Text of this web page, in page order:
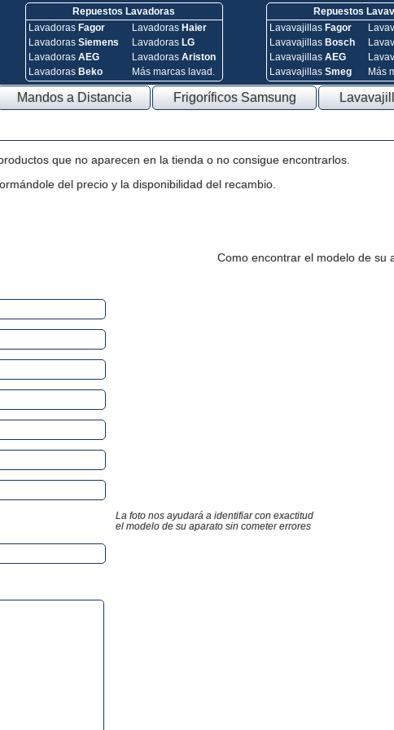
Repuestos Lavadoras
Lavadoras Fagor
Lavadoras Siemens
Lavadoras AEG
Lavadoras Beko
Lavadoras Haier
Lavadoras LG
Lavadoras Ariston
Más marcas lavad.
Repuestos
Lavavajillas Fagor
Lavavajillas Bosch
Lavavajillas AEG
Lavavajillas Smeg
Más
Mandos a Distancia Frigoríficos Samsung
que no aparecen en la tienda o no consigue encontrarlos.
del precio y la disponibilidad del recambio.
Como encontrar el modelo de su
La foto nos ayudará a identifiar con exactitud
el modelo de su aparato sin cometer errores